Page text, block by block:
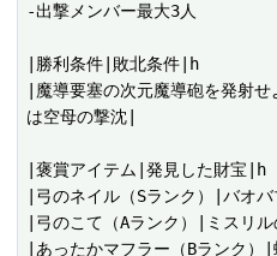
-出撃メンバー最大3人
|勝利条件|敗北条件|h
|魔導要塞の次元魔導砲を発射
は空母の撃沈|
|褒賞アイテム|発見した財宝|h
|弓のネイル（Sランク）|バオバ
|弓のこて（Aランク）|ミスリル
|あったかマフラー（Bランク）|